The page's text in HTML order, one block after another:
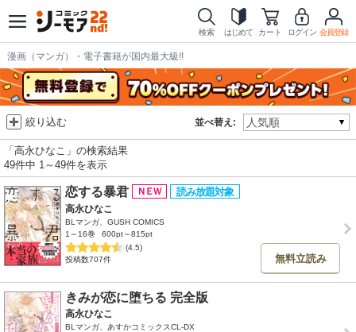
検索 はじめて カート ログイン 会員登録
漫画（マンガ）・電子書籍が国内最大級!!
並べ替え:
絞り込む
「高永ひなこ」の検索結果
49件中 1～49件を表示
恋する暴君
高永ひなこ
BLマンガ、GUSH COMICS
1～16巻
600pt～815pt
(4.5)
投稿数707件
無料立読み
きみが恋に堕ちる 完全版
高永ひなこ
BLマンガ、あすかコミックスCL-DX